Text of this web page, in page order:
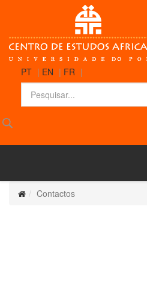
PT | EN | FR |
Contactos